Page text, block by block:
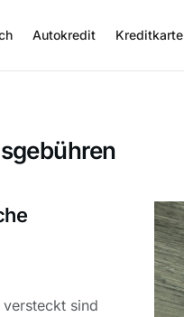
Autokredit Kreditkarte
sind